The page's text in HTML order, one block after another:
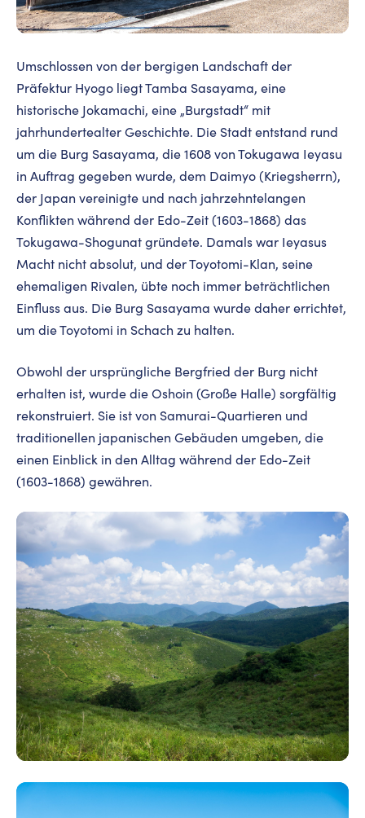
Umschlossen von der bergigen Landschaft der
Präfektur Hyogo liegt Tamba Sasayama, eine
historische Jokamachi, eine „Burgstadt“ mit
jahrhundertealter Geschichte. Die Stadt entstand rund
um die Burg Sasayama, die 1608 von Tokugawa Ieyasu
in Auftrag gegeben wurde, dem Daimyo (Kriegsherrn),
der Japan vereinigte und nach jahrzehntelangen
Konflikten während der Edo-Zeit (1603-1868) das
Tokugawa-Shogunat gründete. Damals war Ieyasus
Macht nicht absolut, und der Toyotomi-Klan, seine
ehemaligen Rivalen, übte noch immer beträchtlichen
Einfluss aus. Die Burg Sasayama wurde daher errichtet,
um die Toyotomi in Schach zu halten.
Obwohl der ursprüngliche Bergfried der Burg nicht
erhalten ist, wurde die Oshoin (Große Halle) sorgfältig
rekonstruiert. Sie ist von Samurai-Quartieren und
traditionellen japanischen Gebäuden umgeben, die
einen Einblick in den Alltag während der Edo-Zeit
(1603-1868) gewähren.